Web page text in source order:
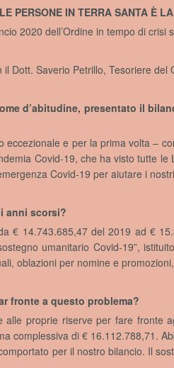
PERSONE IN TERRA SANTA È
2020 dell’Ordine in tempo di crisi
il Dott. Saverio Petrillo, Tesoriere del
d’abitudine, presentato il
eccezionale e per la prima volta –
Covid-19, che ha visto tutte
Covid-19 per aiutare i
anni scorsi?
€ 14.743.685,47 del 2019 ad €
umanitario Covid-19”,
oblazioni per nomine e
fronte a questo problema?
proprie riserve per fare fronte
complessiva di € 16.112.788,71.
per il nostro bilancio. Il